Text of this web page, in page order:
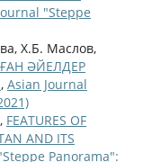
"Steppe
Х.Б. Маслов,
ӘЙЕЛДЕР
, Asian Journal
FEATURES OF
AND ITS
Panorama":